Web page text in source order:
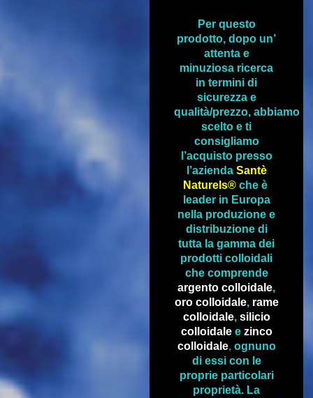
Per questo
prodotto, dopo un’
attenta e
minuziosa ricerca
in termini di
sicurezza e
qualità/prezzo, abbiamo
scelto e ti
consigliamo
l’acquisto presso
l’azienda Santè
Naturels®che è
leader in Europa
nella produzione e
distribuzione di
tutta la gamma dei
prodotti colloidali
che comprende
argento colloidale,
oro colloidale, rame
colloidale, silicio
colloidalee zinco
colloidale, ognuno
di essi con le
proprie particolari
proprietà. La